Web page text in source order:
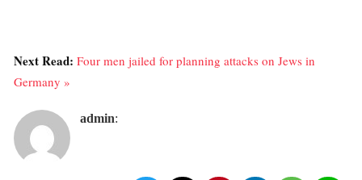
Next Read: Four men jailed for planning attacks on Jews in
Germany »
admin: